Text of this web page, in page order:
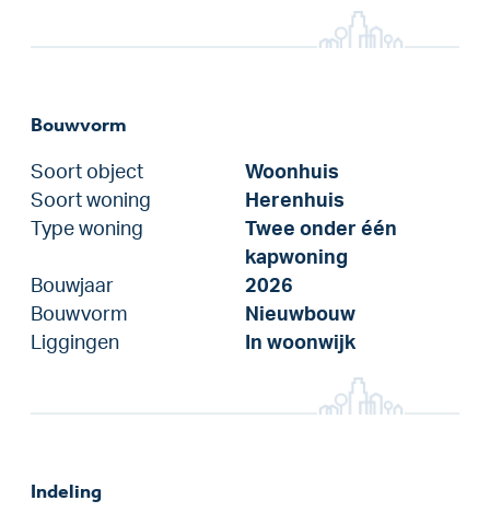
Bouwvorm
Soort object
Woonhuis
Soort woning
Herenhuis
Type woning
Twee onder één
kapwoning
Bouwjaar
2026
Bouwvorm
Nieuwbouw
Liggingen
In woonwijk
Indeling